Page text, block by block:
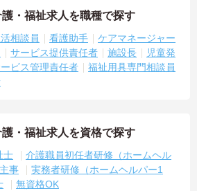
・福祉求人を職種で探す
相談員 看護助手
ケアマネージャー
サービス提供責任者 施設長
児童発
ビス管理責任者
福祉用具専門相談員
・福祉求人を資格で探す
士
介護職員初任者研修（ホームヘル
事
実務者研修（ホームヘルパー1
無資格OK